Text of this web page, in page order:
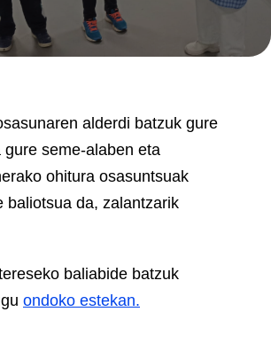
alderdi batzuk gure
seme-alaben eta
ohitura osasuntsuak
baliotsua da, zalantzarik
baliabide batzuk
ondoko estekan.